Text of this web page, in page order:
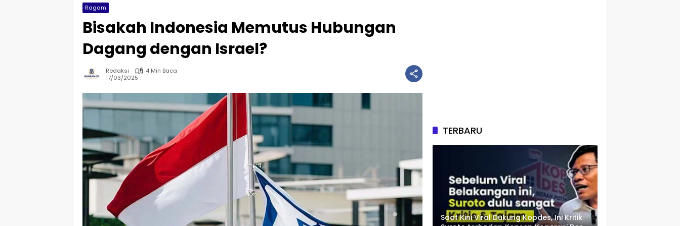
Ragam
Bisakah Indonesia Memutus Hubungan
Dagang dengan Israel?
Redaksi
4 Min Baca
17/03/2025
TERBARU
Saat Kini Viral Dukung Kopdes, Ini Kritik